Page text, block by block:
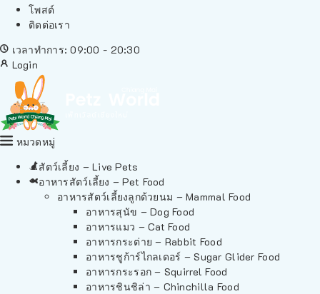
โพสต์
ติดต่อเรา
เวลาทำการ: 09:00 - 20:30
Login
หมวดหมู่
สัตว์เลี้ยง – Live Pets
อาหารสัตว์เลี้ยง – Pet Food
อาหารสัตว์เลี้ยงลูกด้วยนม – Mammal Food
อาหารสุนัข – Dog Food
อาหารแมว – Cat Food
อาหารกระต่าย – Rabbit Food
อาหารชูก้าร์ไกลเดอร์ – Sugar Glider Food
อาหารกระรอก – Squirrel Food
อาหารชินชิล่า – Chinchilla Food